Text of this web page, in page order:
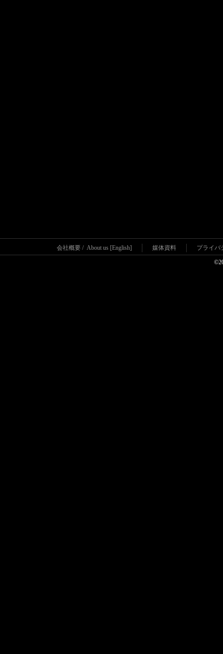
会社概要 / About us [English] 媒体資料 プライバ